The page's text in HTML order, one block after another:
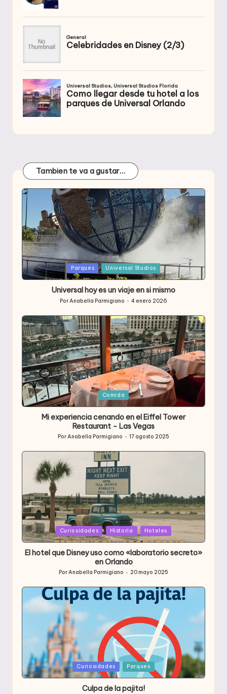
Tambien te va a gustar…
Publicada
en
Parques Universal Studios
Universal hoy es un viaje en si mismo
Publicado
Por Anabella Parmigiano 4 enero 2026
Publicada
en
Comida
Mi experiencia cenando en el Eiffel Tower
Restaurant – Las Vegas
Publicado
por
PorAnabella Parmigiano 17 agosto 2025
Publicada
en
Curiosidades Historia Hoteles
El hotel que Disney uso como «laboratorio secreto»
en Orlando
Publicado
por
PorAnabella Parmigiano 20 mayo 2025
Publicada
en
Curiosidades Parques
Culpa de la pajita!